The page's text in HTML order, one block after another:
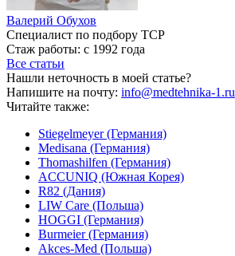
Валерий Обухов
Специалист по подбору ТСР
Стаж работы: с 1992 года
Все статьи
Нашли неточность в моей статье?
Напишите на почту: info@medtehnika-1.ru
Читайте также:
Stiegelmeyer (Германия)
Medisana (Германия)
Thomashilfen (Германия)
ACCUNIQ (Южная Корея)
R82 (Дания)
LIW Care (Польша)
HOGGI (Германия)
Burmeier (Германия)
Akces-Med (Польша)